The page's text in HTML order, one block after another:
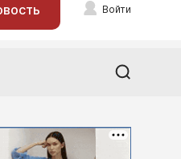
Войти